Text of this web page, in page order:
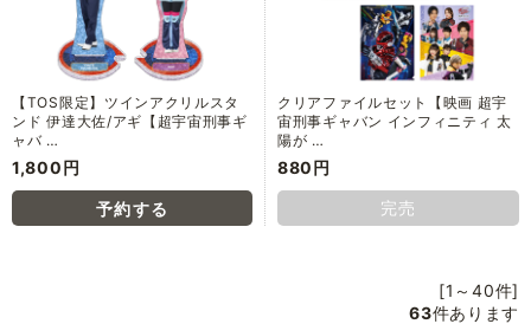
【TOS限定】ツインアクリルスタ
ンド 伊達大佐/アギ【超宇宙刑事ギ
ャバ …
1,800円
クリアファイルセット【映画 超宇
宙刑事ギャバン インフィニティ 太
陽が …
880円
完売
[1～40件]
63件あります